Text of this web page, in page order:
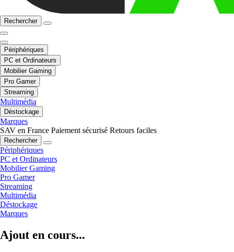
Rechercher
Périphériques
PC et Ordinateurs
Mobilier Gaming
Pro Gamer
Streaming
Multimédia
Déstockage
Marques
SAV en France Paiement sécurisé Retours faciles
Rechercher
Périphériques
PC et Ordinateurs
Mobilier Gaming
Pro Gamer
Streaming
Multimédia
Déstockage
Marques
Ajout en cours...